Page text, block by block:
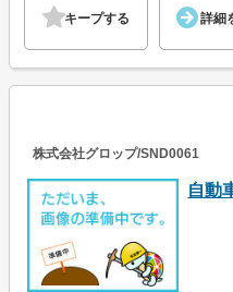
キープする 詳細
株式会社グロップ/SND0061
自動